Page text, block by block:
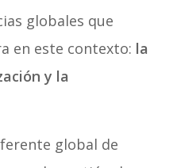
globales que
en este contexto: la
y la
global de